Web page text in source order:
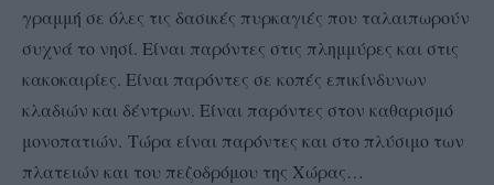
γραμμή σε όλες τις δασικές πυρκαγιές που ταλαιπωρούν
συχνά το νησί. Είναι παρόντες στις πλημμύρες και στις
κακοκαιρίες. Είναι παρόντες σε κοπές επικίνδυνων
κλαδιών και δέντρων. Είναι παρόντες στον καθαρισμό
μονοπατιών. Τώρα είναι παρόντες και στο πλύσιμο των
πλατειών και του πεζοδρόμου της Χώρας…